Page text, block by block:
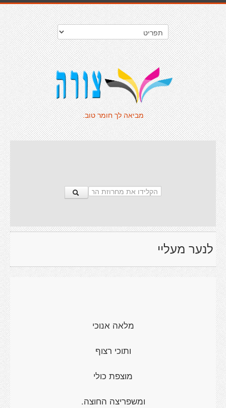
מביאה לך חומר טוב.
לנער מעליי
מלאה אנוכי
ותוכי רצוף
מוצפת כולי
ומשפריצה החוצה.